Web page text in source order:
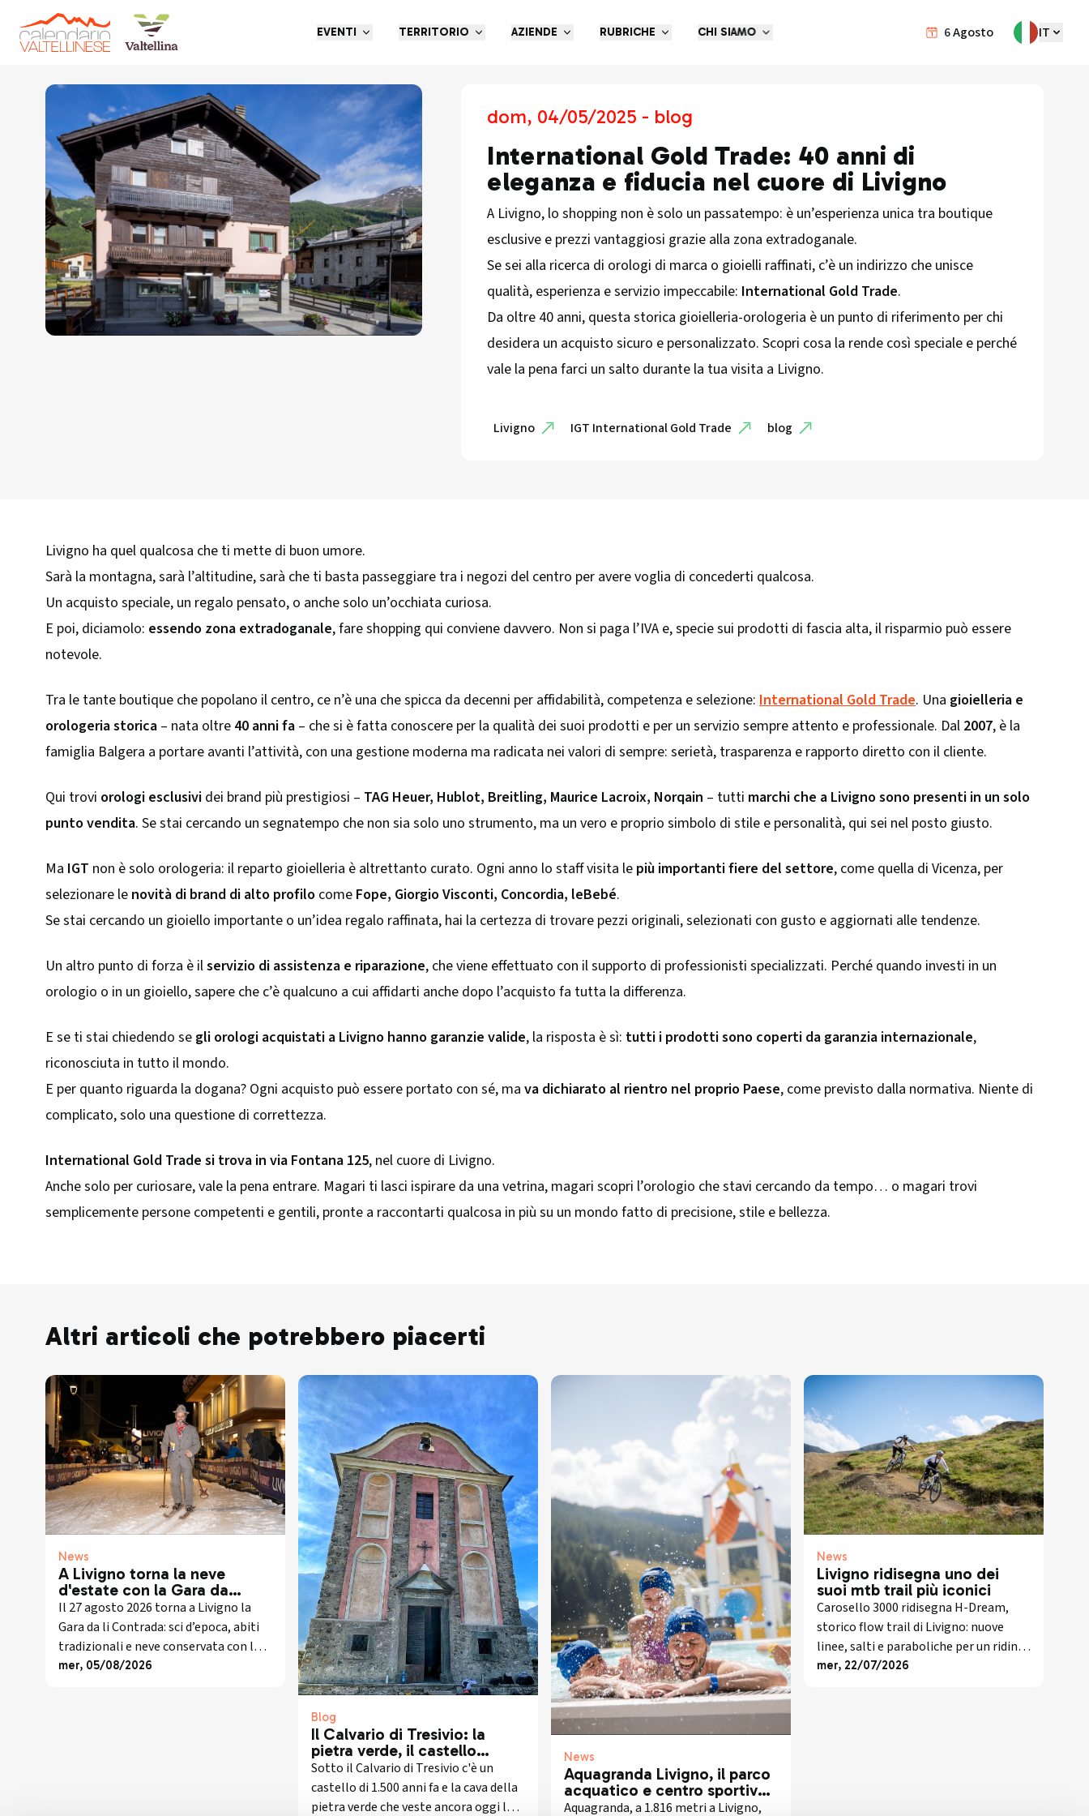
6Agosto IT
EVENTI TERRITORIO AZIENDE RUBRICHE CHI SIAMO
Torna indietro
dom, 04/05/2025 - blog
International Gold Trade: 40 anni di
eleganza e fiducia nel cuore di Livigno
A Livigno, lo shopping non è solo un passatempo: è un’esperienza unica tra boutique
esclusive e prezzi vantaggiosi grazie alla zona extradoganale.
Se sei alla ricerca di orologi di marca o gioielli raffinati, c’è un indirizzo che unisce
qualità, esperienza e servizio impeccabile: International Gold Trade.
Da oltre 40 anni, questa storica gioielleria-orologeria è un punto di riferimento per chi
desidera un acquisto sicuro e personalizzato. Scopri cosa la rende così speciale e perché
vale la pena farci un salto durante la tua visita a Livigno.
Livigno IGT International Gold Trade blog
Livigno ha quel qualcosa che ti mette di buon umore.
Sarà la montagna, sarà l’altitudine, sarà che ti basta passeggiare tra i negozi del centro per avere voglia di concederti qualcosa.
Un acquisto speciale, un regalo pensato, o anche solo un’occhiata curiosa.
E poi, diciamolo: essendo zona extradoganale, fare shopping qui conviene davvero. Non si paga l’IVA e, specie sui prodotti di fascia alta, il risparmio può essere
notevole.
Tra le tante boutique che popolano il centro, ce n’è una che spicca da decenni per affidabilità, competenza e selezione: International Gold Trade. Una gioielleria e
orologeria storica – nata oltre 40 anni fa – che si è fatta conoscere per la qualità dei suoi prodotti e per un servizio sempre attento e professionale. Dal 2007, è la
famiglia Balgera a portare avanti l’attività, con una gestione moderna ma radicata nei valori di sempre: serietà, trasparenza e rapporto diretto con il cliente.
Qui trovi orologi esclusivi dei brand più prestigiosi – TAG Heuer, Hublot, Breitling, Maurice Lacroix, Norqain – tutti marchi che a Livigno sono presenti in un solo
punto vendita. Se stai cercando un segnatempo che non sia solo uno strumento, ma un vero e proprio simbolo di stile e personalità, qui sei nel posto giusto.
Ma IGT non è solo orologeria: il reparto gioielleria è altrettanto curato. Ogni anno lo staff visita le più importanti fiere del settore, come quella di Vicenza, per
selezionare le novità di brand di alto profilo come Fope, Giorgio Visconti, Concordia, leBebé.
Se stai cercando un gioiello importante o un’idea regalo raffinata, hai la certezza di trovare pezzi originali, selezionati con gusto e aggiornati alle tendenze.
Un altro punto di forza è ilservizio di assistenza e riparazione, che viene effettuato con il supporto di professionisti specializzati. Perché quando investi in un
orologio o in un gioiello, sapere che c’è qualcuno a cui affidarti anche dopo l’acquisto fa tutta la differenza.
E se ti stai chiedendo se gli orologi acquistati a Livigno hanno garanzie valide, la risposta è sì: tutti i prodotti sono coperti da garanzia internazionale,
riconosciuta in tutto il mondo.
E per quanto riguarda la dogana? Ogni acquisto può essere portato con sé, ma va dichiarato al rientro nel proprio Paese, come previsto dalla normativa. Niente di
complicato, solo una questione di correttezza.
International Gold Trade si trova in via Fontana 125, nel cuore di Livigno.
Anche solo per curiosare, vale la pena entrare. Magari ti lasci ispirare da una vetrina, magari scopri l’orologio che stavi cercando da tempo… o magari trovi
semplicemente persone competenti e gentili, pronte a raccontarti qualcosa in più su un mondo fatto di precisione, stile e bellezza.
Altri articoli che potrebbero piacerti
News
A Livigno torna la neve
d'estate con la Gara da
Contrada
Il 27 agosto 2026 torna a Livigno la
Gara da li Contrada: sci d’epoca, abiti
tradizionali e neve conservata con lo
snowfarming nel cuore dell’estate.
mer, 05/08/2026
Blog
Il Calvario di Tresivio: la
pietra verde, il castello
scomparso e lo scavo che
sta riscrivendo la storia
Sotto il Calvario di Tresivio c'è un
castello di 1.500 anni fa e la cava della
pietra verde che veste ancora oggi la
News
Aquagranda Livigno, il parco
acquatico e centro sportivo
più alto d'Europa
Aquagranda, a 1.816 metri a Livigno,
News
Livigno ridisegna uno dei
suoi mtb trail più iconici
Carosello 3000 ridisegna H-Dream,
storico flow trail di Livigno: nuove
linee, salti e paraboliche per un riding
più moderno e accessibile.
mer, 22/07/2026